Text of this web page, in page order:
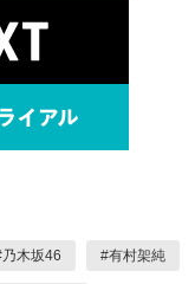
乃木坂46 #有村架純